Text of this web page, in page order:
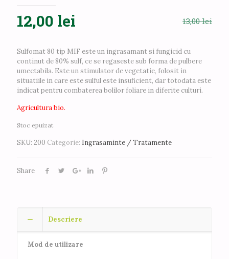
13,00lei
Prețul
inițial
a
fost:
13,00 lei.
12,00 lei
este:
12,00 lei.
Sulfomat 80 tip MIF este un ingrasamant si fungicid cu
continut de 80% sulf, ce se regaseste sub forma de pulbere
umectabila. Este un stimulator de vegetatie, folosit in
situatiile in care este sulful este insuficient, dar totodata este
indicat pentru combaterea bolilor foliare in diferite culturi.
Agricultura bio.
Stoc epuizat
SKU: 200 Categorie: Ingrasaminte / Tratamente
Share
Descriere
Mod de utilizare